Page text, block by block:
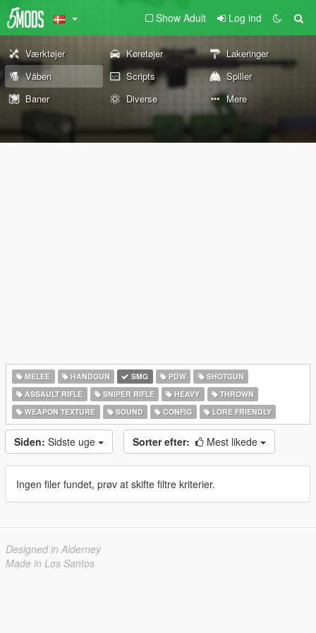
Show Adult Log ind
Værktøjer Køretøjer
Lakeringer
Våben
Scripts
Spiller
Baner
Diverse Mere
MELEE HANDGUN SMG PDW
SHOTGUN
ASSAULT RIFLE
SNIPER RIFLE HEAVY
THROWN
WEAPON TEXTURE
SOUND CONFIG LORE FRIENDLY
Siden: Sidste uge Sorter efter: Mest likede
Ingen filer fundet, prøv at skifte filtre kriterier.
Designed in Alderney
Made in Los Santos